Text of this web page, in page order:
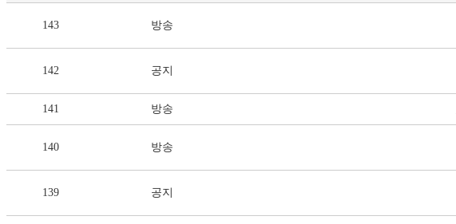
143 방송
142 공지
141 방송
140 방송
139 공지